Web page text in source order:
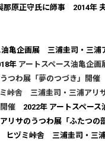
那原正守氏に師事 2014年
油亀企画展 三浦圭司・三浦
年 アートスペース油亀企
つわ展「夢のつづき」開催
峠舎 三浦圭司・三浦アリ
催 2022年 アートスペー
リサのうつわ展「ふたつ
ヒヅミ峠舎 三浦圭司・三